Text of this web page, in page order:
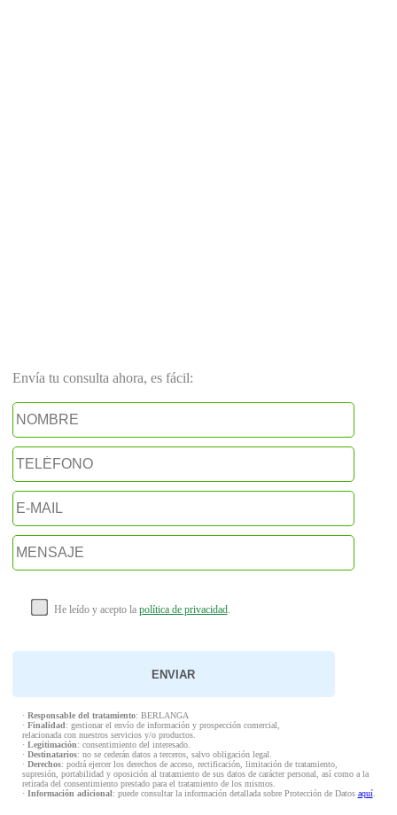
Envía tu consulta ahora, es fácil:
He leído y acepto la política de privacidad.
· Responsable del tratamiento: BERLANGA
· Finalidad: gestionar el envío de información y prospección comercial,
relacionada con nuestros servicios y/o productos.
· Legitimación: consentimiento del interesado.
· Destinatarios: no se cederán datos a terceros, salvo obligación legal.
· Derechos: podrá ejercer los derechos de acceso, rectificación, limitación de tratamiento,
supresión, portabilidad y oposición al tratamiento de sus datos de carácter personal, así como a la
retirada del consentimiento prestado para el tratamiento de los mismos.
· Información adicional: puede consultar la información detallada sobre Protección de Datos aquí.